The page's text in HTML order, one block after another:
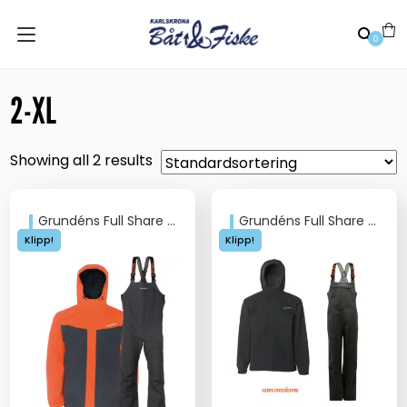
0
2-XL
Showing all 2 results
Grundéns Full Share Set Orange/Grå
Klipp!
Grundéns Full Share Set Svart
Klipp!